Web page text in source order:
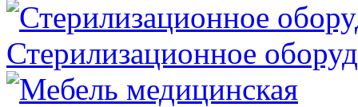
Стерилизационное